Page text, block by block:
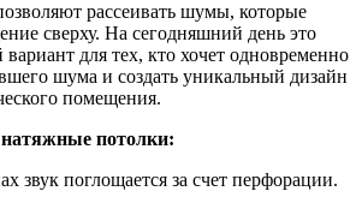
рассеивать шумы, которые
сверху. На сегодняшний день это
для тех, кто хочет одновременно
шума и создать уникальный дизайн
помещения.
потолки:
звук поглощается за счет перфорации.